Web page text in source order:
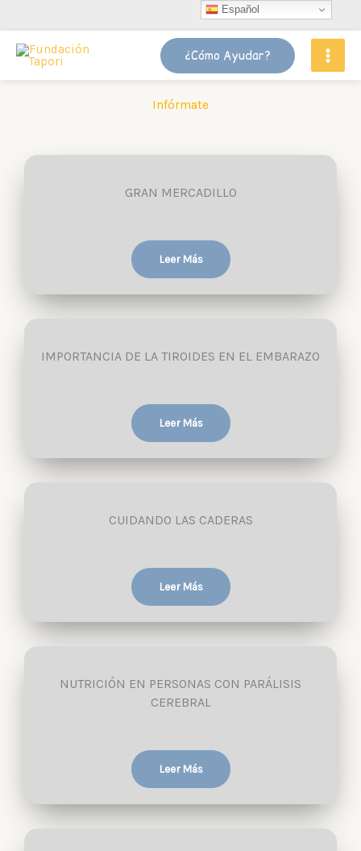
contenido
¿Cómo Ayudar?
Infórmate
GRAN MERCADILLO
Leer Más
IMPORTANCIA DE LA TIROIDES EN EL EMBARAZO
Leer Más
CUIDANDO LAS CADERAS
Leer Más
NUTRICIÓN EN PERSONAS CON PARÁLISIS
CEREBRAL
Leer Más
Español